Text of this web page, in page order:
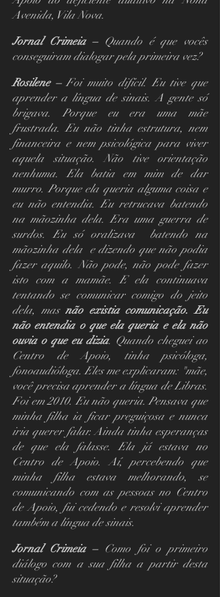
Avenida, Vila Nova.
Jornal Crimeia – Quando é que vocês
conseguiram dialogar pela primeira vez?
Rosilene – Foi muito difícil. Eu tive que
aprender a língua de sinais. A gente só
brigava. Porque eu era uma mãe
frustrada. Eu não tinha estrutura, nem
financeira e nem psicológica para viver
aquela situação. Não tive orientação
nenhuma. Ela batia em mim de dar
murro. Porque ela queria alguma coisa e
eu não entendia. Eu retrucava batendo
na mãozinha dela. Era uma guerra de
surdos. Eu só oralizava  batendo na
mãozinha dela  e dizendo que não podia
fazer aquilo. Não pode, não pode fazer
isto com a mamãe. E ela continuava
tentando se comunicar comigo do jeito
dela, mas não existia comunicação. Eu
não entendia o que ela queria e ela não
ouvia o que eu dizia. Quando cheguei ao
Centro de Apoio, tinha psicóloga,
fonoaudióloga. Eles me explicaram: "mãe,
você precisa aprender a língua de Libras.
Foi em 2010. Eu não queria. Pensava que
minha filha ia ficar preguiçosa e nunca
iria querer falar. Ainda tinha esperanças
de que ela falasse. Ela já estava no
Centro de Apoio. Aí, percebendo que
minha filha estava melhorando, se
comunicando com as pessoas no Centro
de Apoio, fui cedendo e resolvi aprender
também a língua de sinais.
Jornal Crimeia – Como foi o primeiro
diálogo com a sua filha a partir desta
situação?